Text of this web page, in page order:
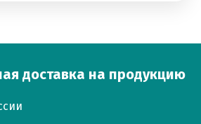
доставка на продукцию